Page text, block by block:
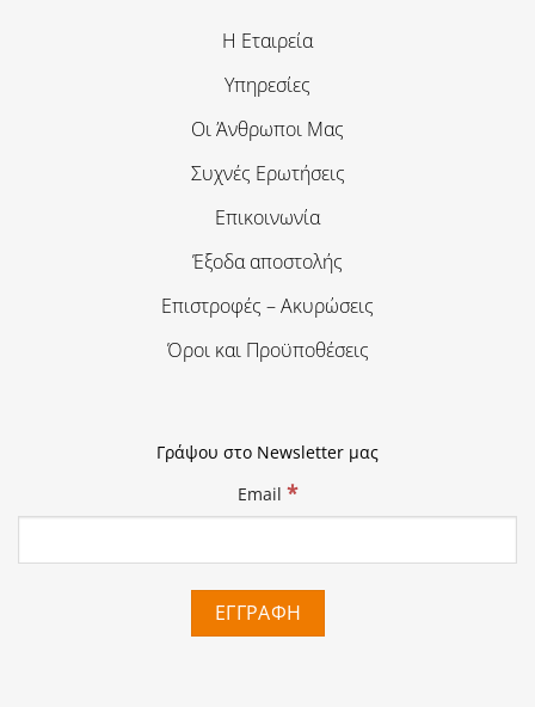
Η Εταιρεία
Υπηρεσίες
Οι Άνθρωποι Μας
Συχνές Ερωτήσεις
Επικοινωνία
Έξοδα αποστολής
Επιστροφές – Ακυρώσεις
Όροι και Προϋποθέσεις
Γράψου στο Newsletter μας
Email *